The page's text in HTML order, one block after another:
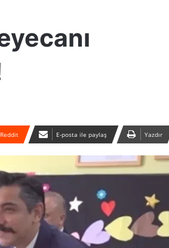
Reddit E-posta ile paylaş Yazdır